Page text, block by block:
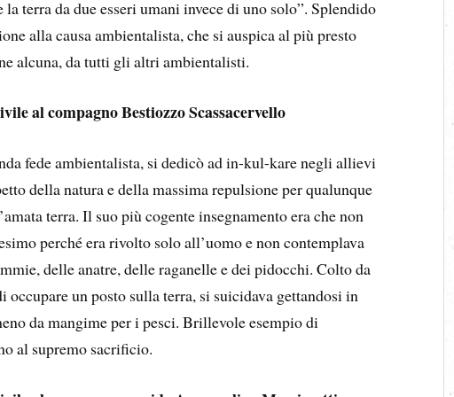
terra da due esseri umani invece di uno solo”. Splendido
alla causa ambientalista, che si auspica al più presto
alcuna, da tutti gli altri ambientalisti.
al compagno Bestiozzo Scassacervello
fede ambientalista, si dedicò ad in-kul-kare negli allievi
della natura e della massima repulsione per qualunque
terra. Il suo più cogente insegnamento era che non
perché era rivolto solo all’uomo e non contemplava
delle anatre, delle raganelle e dei pidocchi. Colto da
un posto sulla terra, si suicidava gettandosi in
da mangime per i pesci. Brillevole esempio di
al supremo sacrificio.